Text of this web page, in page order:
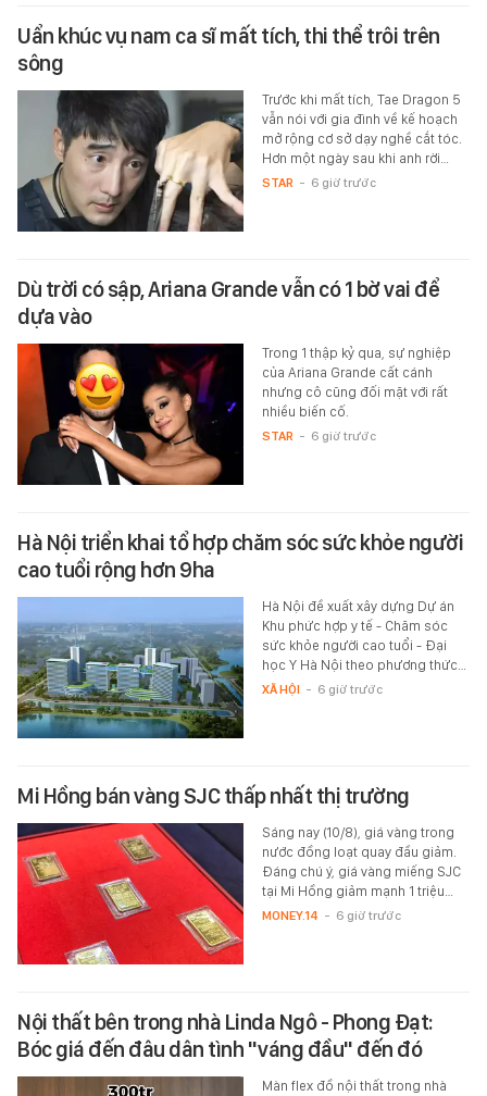
Uẩn khúc vụ nam ca sĩ mất tích, thi thể trôi trên
sông
Trước khi mất tích, Tae Dragon 5
vẫn nói với gia đình về kế hoạch
mở rộng cơ sở dạy nghề cắt tóc.
Hơn một ngày sau khi anh rời…
STAR - 6 giờ trước
Dù trời có sập, Ariana Grande vẫn có 1 bờ vai để
dựa vào
Trong 1 thập kỷ qua, sự nghiệp
của Ariana Grande cất cánh
nhưng cô cũng đối mặt với rất
nhiều biến cố.
STAR - 6 giờ trước
Hà Nội triển khai tổ hợp chăm sóc sức khỏe người
cao tuổi rộng hơn 9ha
Hà Nội đề xuất xây dựng Dự án
Khu phức hợp y tế - Chăm sóc
sức khỏe người cao tuổi - Đại
học Y Hà Nội theo phương thức…
XÃ HỘI - 6 giờ trước
Mi Hồng bán vàng SJC thấp nhất thị trường
Sáng nay (10/8), giá vàng trong
nước đồng loạt quay đầu giảm.
Đáng chú ý, giá vàng miếng SJC
tại Mi Hồng giảm mạnh 1 triệu…
MONEY.14 - 6 giờ trước
Nội thất bên trong nhà Linda Ngô - Phong Đạt:
Bóc giá đến đâu dân tình "váng đầu" đến đó
Màn flex đồ nội thất trong nhà